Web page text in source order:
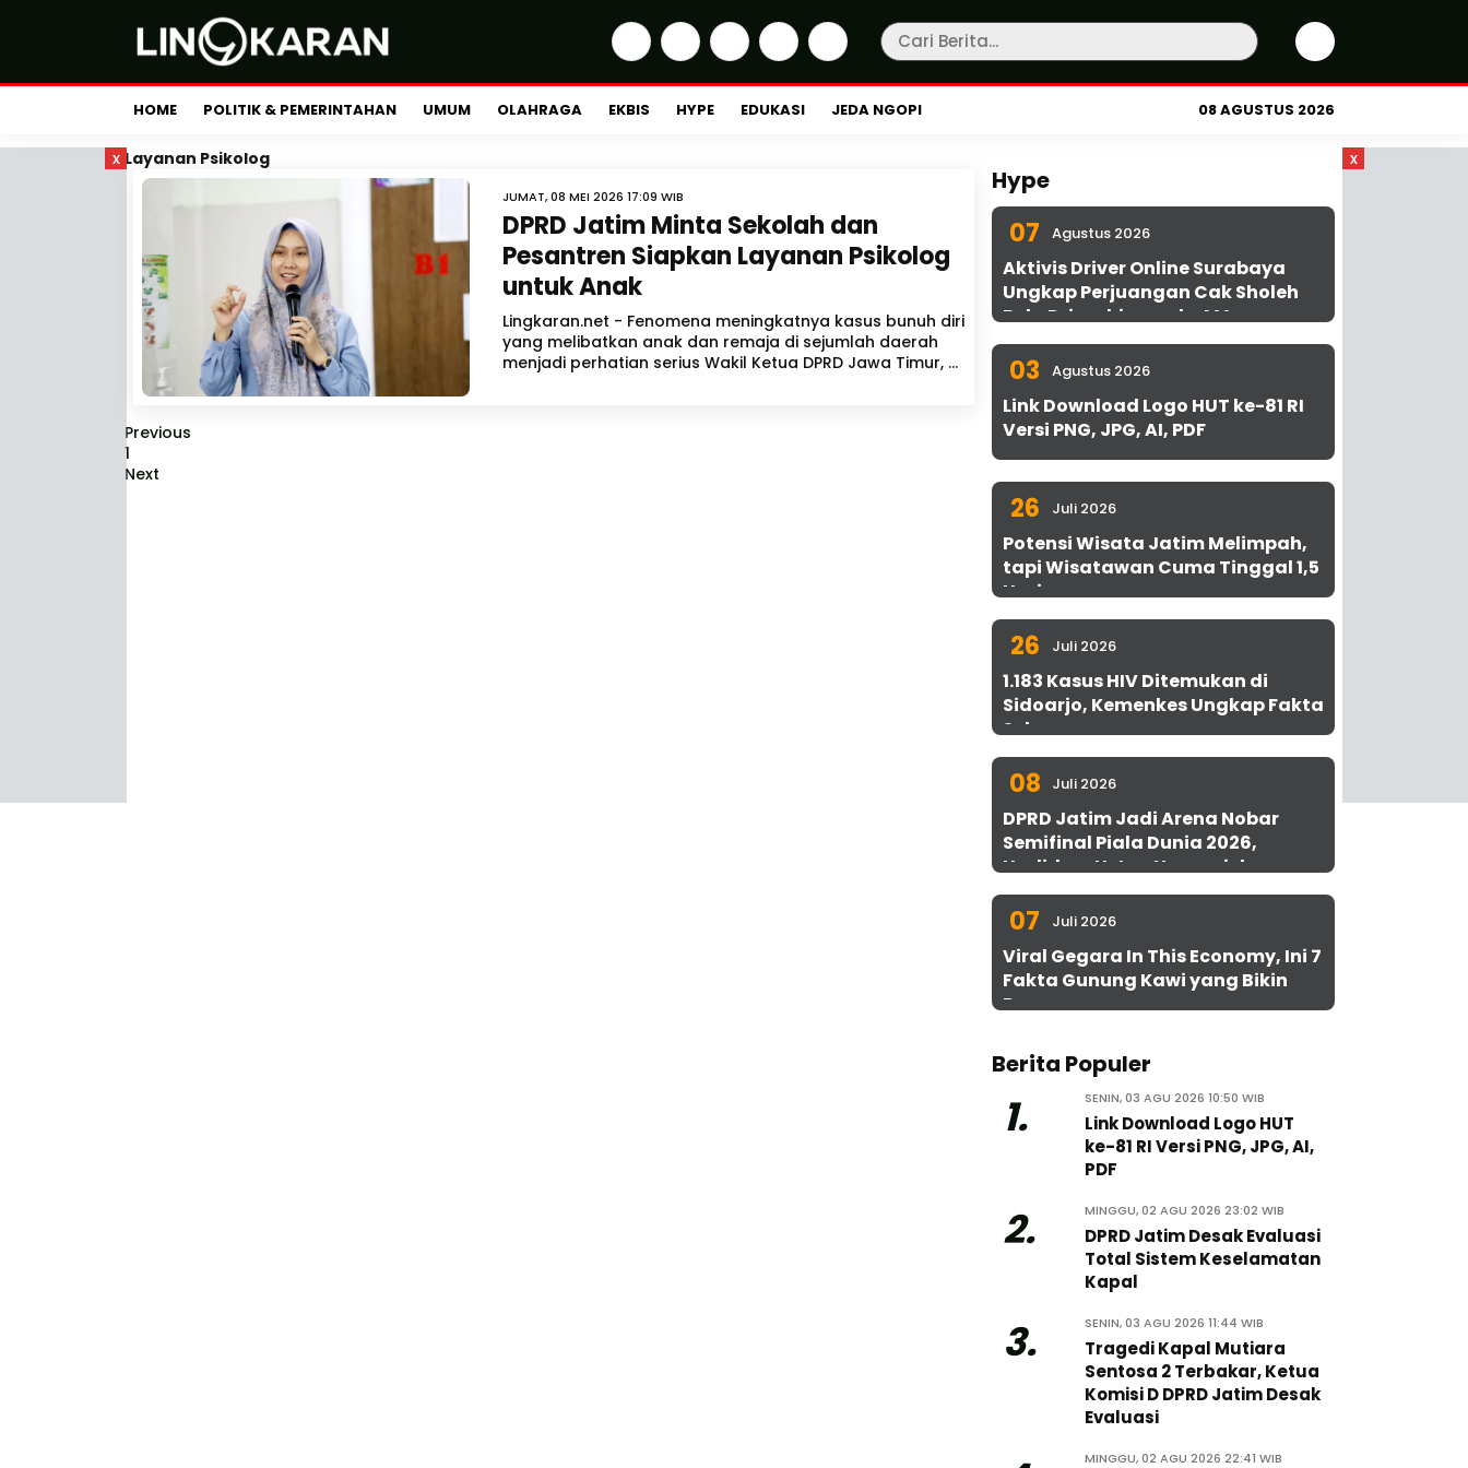
HOME POLITIK & PEMERINTAHAN UMUM OLAHRAGA EKBIS HYPE EDUKASI JEDA NGOPI 08 AGUSTUS 2026
x x
Layanan Psikolog
JUMAT, 08 MEI 2026 17:09 WIB
DPRD Jatim Minta Sekolah dan
Pesantren Siapkan Layanan Psikolog
untuk Anak
Lingkaran.net - Fenomena meningkatnya kasus bunuh diri
yang melibatkan anak dan remaja di sejumlah daerah
menjadi perhatian serius Wakil Ketua DPRD Jawa Timur, ...
Previous
1
Next
Hype
07 Agustus 2026
Aktivis Driver Online Surabaya
Ungkap Perjuangan Cak Sholeh
Bela Driver hingga ke MA
03 Agustus 2026
Link Download Logo HUT ke-81 RI
Versi PNG, JPG, AI, PDF
26 Juli 2026
Potensi Wisata Jatim Melimpah,
tapi Wisatawan Cuma Tinggal 1,5
Hari
26 Juli 2026
1.183 Kasus HIV Ditemukan di
Sidoarjo, Kemenkes Ungkap Fakta
Sebenarnya
08 Juli 2026
DPRD Jatim Jadi Arena Nobar
Semifinal Piala Dunia 2026,
Hadirkan Uston Nawawi dan
UMKM Gratis untuk 1.000 Warga
07 Juli 2026
Viral Gegara In This Economy, Ini 7
Fakta Gunung Kawi yang Bikin
Penasaran
Berita Populer
1. SENIN, 03 AGU 2026 10:50 WIB
Link Download Logo HUT
ke-81 RI Versi PNG, JPG, AI,
PDF
2. MINGGU, 02 AGU 2026 23:02 WIB
DPRD Jatim Desak Evaluasi
Total Sistem Keselamatan
Kapal
3. SENIN, 03 AGU 2026 11:44 WIB
Tragedi Kapal Mutiara
Sentosa 2 Terbakar, Ketua
Komisi D DPRD Jatim Desak
Evaluasi
MINGGU, 02 AGU 2026 22:41 WIB